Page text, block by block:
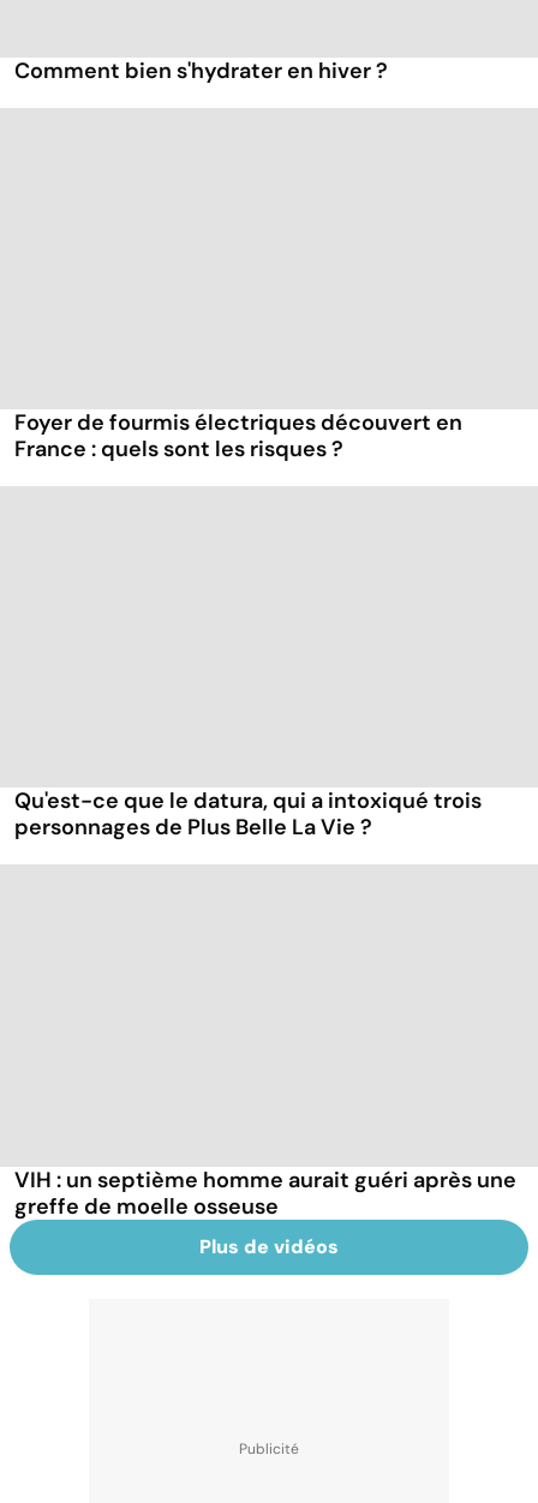
Comment bien s'hydrater en hiver ?
Foyer de fourmis électriques découvert en
France : quels sont les risques ?
Qu'est-ce que le datura, qui a intoxiqué trois
personnages de Plus Belle La Vie ?
VIH : un septième homme aurait guéri après une
greffe de moelle osseuse
Plus de vidéos